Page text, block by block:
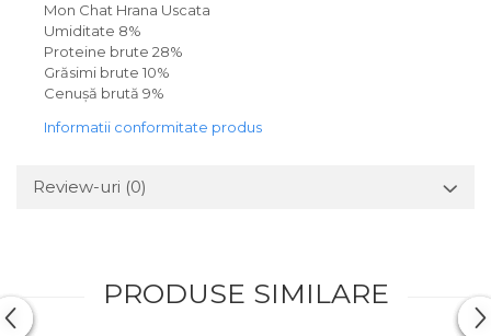
Mon Chat Hrana Uscata
Umiditate 8%
Proteine brute 28%
Grăsimi brute 10%
Cenușă brută 9%
Informatii conformitate produs
Review-uri (0)
PRODUSE SIMILARE